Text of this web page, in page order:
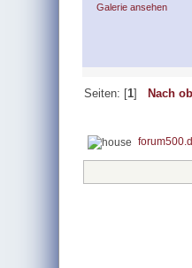
Galerie ansehen
Seiten: [1] Nach